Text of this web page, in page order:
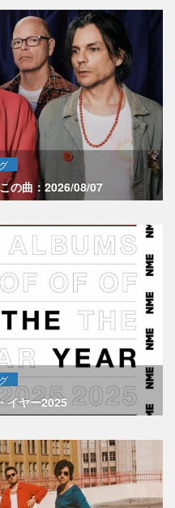
の曲：2026/08/07
イヤー2025